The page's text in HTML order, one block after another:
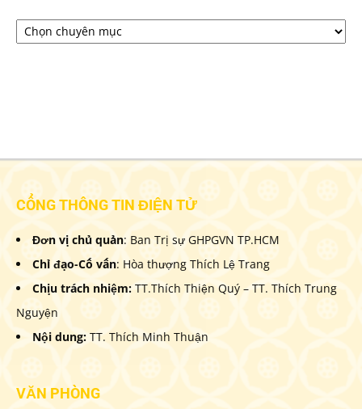
Chuyên
mục
CỔNG THÔNG TIN ĐIỆN TỬ
Đơn vị chủ quản: Ban Trị sự GHPGVN TP.HCM
Chỉ đạo-Cố vấn: Hòa thượng Thích Lệ Trang
Chịu trách nhiệm: TT.Thích Thiện Quý – TT. Thích Trung
Nguyện
Nội dung: TT. Thích Minh Thuận
VĂN PHÒNG